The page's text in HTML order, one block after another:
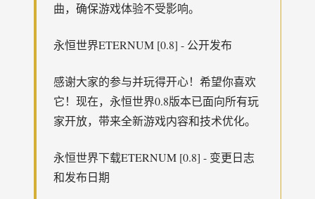
曲，确保游戏体验不受影响。
永恒世界ETERNUM [0.8] - 公开发布
感谢大家的参与并玩得开心！希望你喜欢
它！现在，永恒世界0.8版本已面向所有玩
家开放，带来全新游戏内容和技术优化。
永恒世界下载ETERNUM [0.8] - 变更日志
和发布日期